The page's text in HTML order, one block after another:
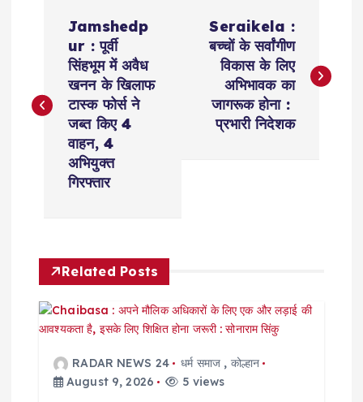
s
v
g
Jamshedp
ur : पूर्वी
सिंहभूम में अवैध
खनन के खिलाफ
टास्क फोर्स ने
जब्त किए 4
वाहन, 4
अभियुक्त
गिरफ्तार
Seraikela :
बच्चों के सर्वांगीण
विकास के लिए
अभिभावक का
जागरूक होना :
प्रभारी निदेशक
Related Posts
RADAR NEWS 24 धर्म समाज , कोल्हान
August 9, 2026
5 views